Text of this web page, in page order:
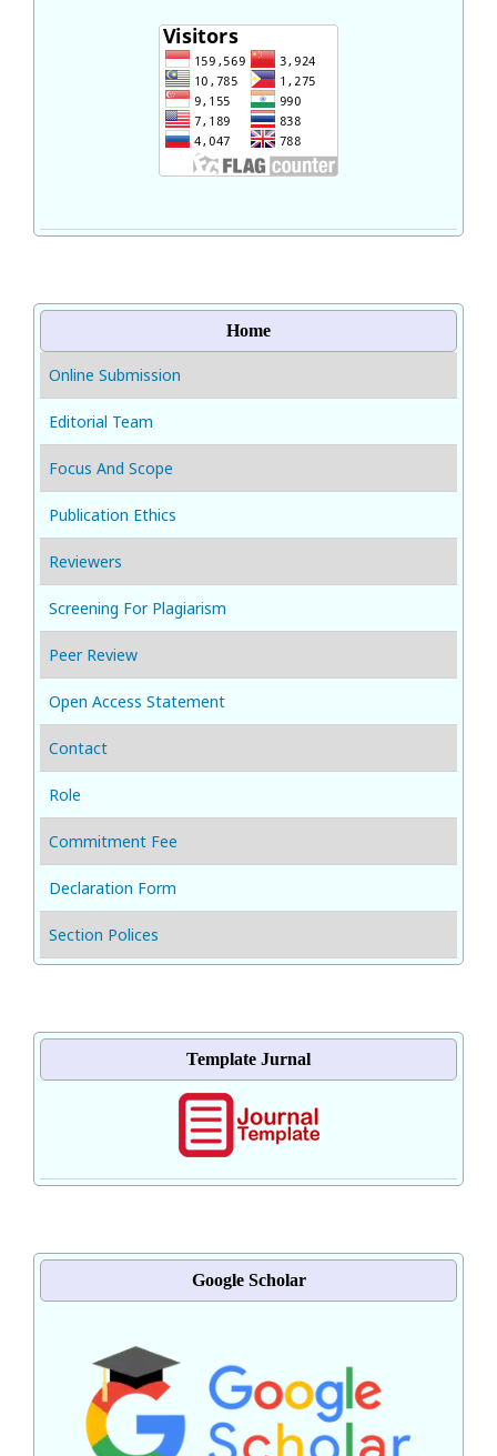
Home
Online Submission
Editorial Team
Focus And Scope
Publication Ethics
Reviewers
Screening For Plagiarism
Peer Review
Open Access Statement
Contact
Role
Commitment Fee
Declaration Form
Section Polices
Template Jurnal
Google Scholar